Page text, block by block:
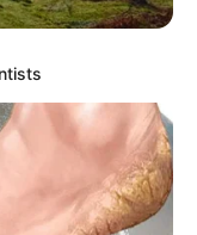
tələbat
sırasına yük
yanaşı
şəxsi büdcəsi
qayıtdığı
təqdim etməklə